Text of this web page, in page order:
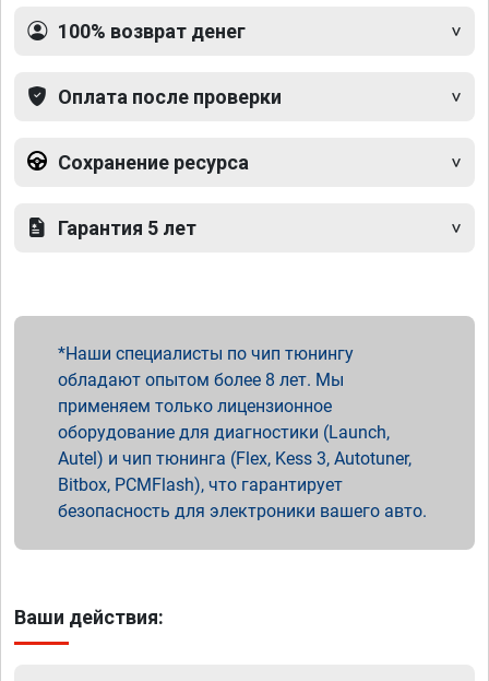
100% возврат денег
Оплата после проверки
Сохранение ресурса
Гарантия 5 лет
Наши специалисты по чип тюнингу
обладают опытом более 8 лет. Мы
применяем только лицензионное
оборудование для диагностики (Launch,
Autel) и чип тюнинга (Flex, Kess 3, Autotuner,
Bitbox, PCMFlash), что гарантирует
безопасность для электроники вашего авто.
Ваши действия: